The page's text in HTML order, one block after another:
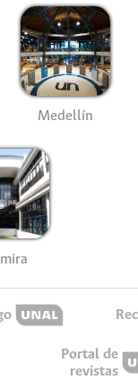
Medellín
Portal de
revistas